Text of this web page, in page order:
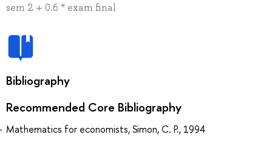
sem 2 + 0.6 * exam final
Bibliography
Recommended Core Bibliography
Mathematics for economists, Simon, C. P., 1994